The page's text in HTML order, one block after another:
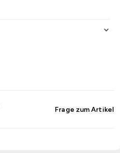
Frage zum Artikel